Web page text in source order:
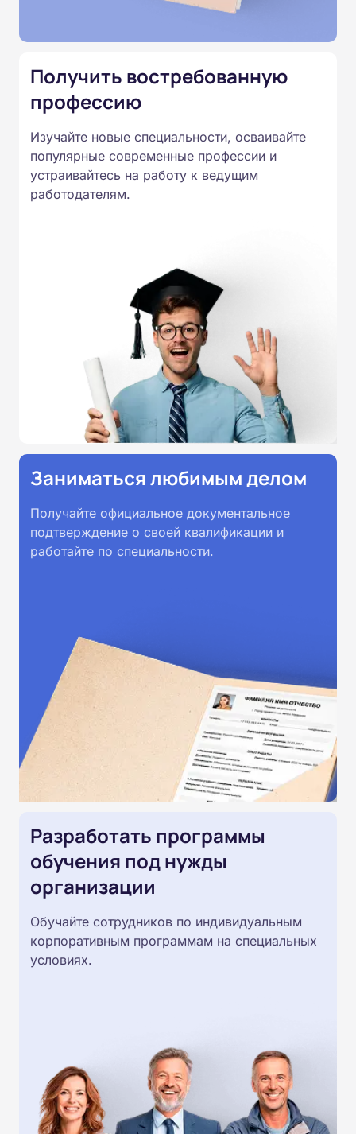
Подготовка ведется по всем
России от 14.07.2023 N 534 в
соответствии с Федеральными
образовательными стандартами
профессионального образования.
Удостоверения и дипломы о
Получить востребованную
профессию
Изучайте новые специальности, осваивайте
популярные современные профессии и
устраивайтесь на работу к ведущим
работодателям.
Заниматься любимым делом
Получайте официальное документальное
подтверждение о своей квалификации и
работайте по специальности.
Разработать программы
обучения под нужды
организации
Обучайте сотрудников по индивидуальным
корпоративным программам на специальных
условиях.